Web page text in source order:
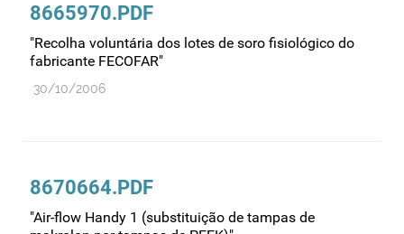
8665970.PDF
"Recolha voluntária dos lotes de soro fisiológico do
fabricante FECOFAR"
30/10/2006
8670664.PDF
"Air-flow Handy 1 (substituição de tampas de